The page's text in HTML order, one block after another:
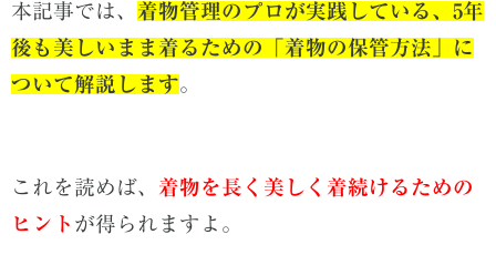
本記事では、 着物管理のプロが実践している、5年
後も美しいまま着るための「着物の保管方法」に
ついて解説します。
これを読めば、 着物を長く美しく着続けるための
ヒント が得られますよ。